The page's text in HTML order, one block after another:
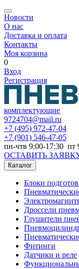
Новости
О нас
Доставка и оплата
Контакты
Моя корзина
0
Вход
Регистрация
комплектующие
9724704@mail.ru
+7 (495) 972-47-04
+7 (901) 546-47-05
пн-чтв 9:00-17:30 пт
ОСТАВИТЬ
Каталог
Блоки
Дроссели
Глушители
Фитинги
Датчики и реле